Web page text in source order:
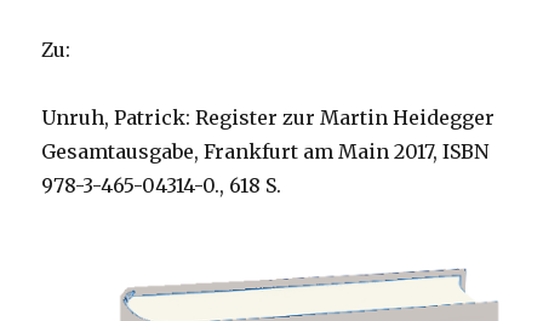
Zu:
Unruh, Patrick: Register zur Martin Heidegger
Gesamtausgabe, Frankfurt am Main 2017, ISBN
978-3-465-04314-0., 618 S.